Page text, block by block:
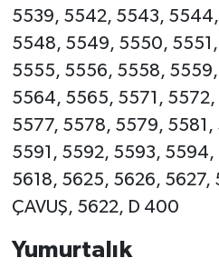
5539, 5542, 5543,
5548, 5549, 5550,
5555, 5556, 5558,
5564, 5565, 5571,
5577, 5578, 5579,
5591, 5592, 5593,
5618, 5625, 5626, 5627,
ÇAVUŞ, 5622, D 400
Yumurtalık